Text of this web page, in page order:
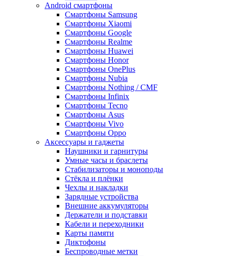
Android cмартфоны
Смартфоны Samsung
Смартфоны Xiaomi
Смартфоны Google
Смартфоны Realme
Смартфоны Huawei
Смартфоны Honor
Смартфоны OnePlus
Смартфоны Nubia
Смартфоны Nothing / CMF
Смартфоны Infinix
Смартфоны Tecno
Смартфоны Asus
Смартфоны Vivo
Смартфоны Oppo
Аксессуары и гаджеты
Наушники и гарнитуры
Умные часы и браслеты
Стабилизаторы и моноподы
Стёкла и плёнки
Чехлы и накладки
Зарядные устройства
Внешние аккумуляторы
Держатели и подставки
Кабели и переходники
Карты памяти
Диктофоны
Беспроводные метки